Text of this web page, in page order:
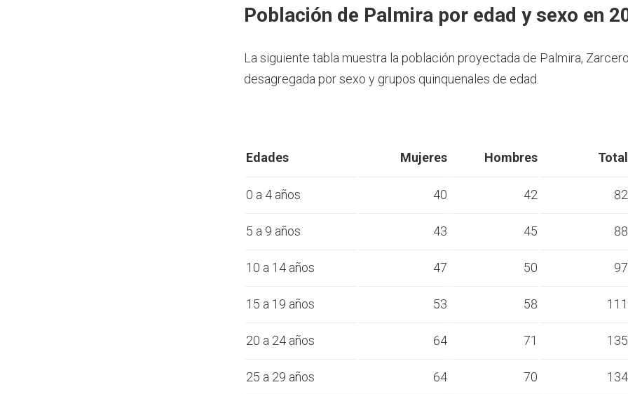
Población de Palmira por edad y sexo en
La siguiente tabla muestra la población proyectada de Palmira,
desagregada por sexo y grupos quinquenales de edad.
Edades Mujeres Hombres Total
0 a 4 años 40 42 82
5 a 9 años 43 45 88
10 a 14 años 47 50 97
15 a 19 años 53 58 111
20 a 24 años 64 71 135
25 a 29 años 64 70 134